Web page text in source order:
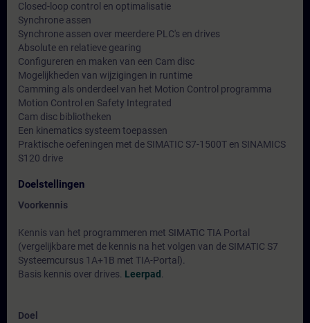
Closed-loop control en optimalisatie
Synchrone assen
Synchrone assen over meerdere PLC's en drives
Absolute en relatieve gearing
Configureren en maken van een Cam disc
Mogelijkheden van wijzigingen in runtime
Camming als onderdeel van het Motion Control programma
Motion Control en Safety Integrated
Cam disc bibliotheken
Een kinematics systeem toepassen
Praktische oefeningen met de SIMATIC S7-1500T en SINAMICS
S120 drive
Doelstellingen
Voorkennis
Kennis van het programmeren met SIMATIC TIA Portal
(vergelijkbare met de kennis na het volgen van de SIMATIC S7
Systeemcursus 1A+1B met TIA-Portal).
Basis kennis over drives. Leerpad
Doel